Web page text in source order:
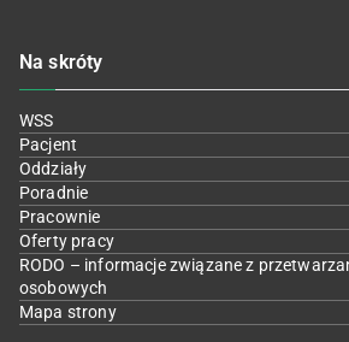
Na skróty
WSS
Pacjent
Oddziały
Poradnie
Pracownie
Oferty pracy
RODO – informacje związane z
osobowych
Mapa strony